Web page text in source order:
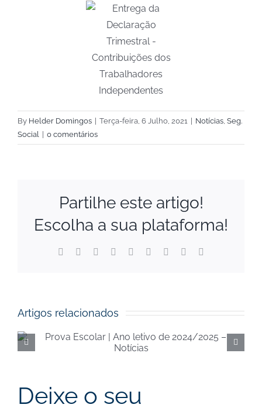
By Helder Domingos Terça-feira, 6 Julho, 2021 Notícias, Seg.
Social
0 comentários
Partilhe este artigo!
Escolha a sua plataforma!
Facebook Reddit LinkedInWhatsApp
TumblrPinterest
Artigos relacionados
Execução orçamental da
Segurança Social de
Deixe o seu